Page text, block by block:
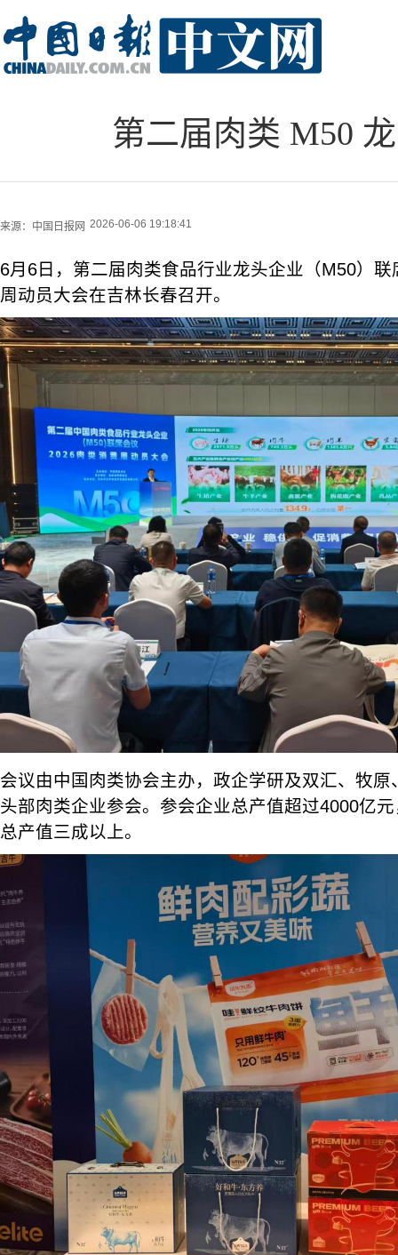
第二届肉类 M50
来源： 中国日报网 2026-06-06 19:18:41
6月6日，第二届肉类食品行业龙头企业（M50）
周动员大会在吉林长春召开。
会议由中国肉类协会主办，政企学研及双汇、牧
头部肉类企业参会。参会企业总产值超过4000亿
总产值三成以上。